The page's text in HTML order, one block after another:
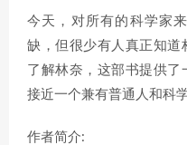
今天，对所有的科学家
缺，但很少有人真正知道
了解林奈，这部书提供
接近一个兼有普通人和科
作者简介: